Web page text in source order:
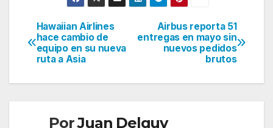
Navegación
de
entradas
Airbus reporta 51
entregas en mayo sin
nuevos pedidos
brutos
Hawaiian Airlines
hace cambio de
equipo en su nueva
ruta a Asia
PorJuan Delguy